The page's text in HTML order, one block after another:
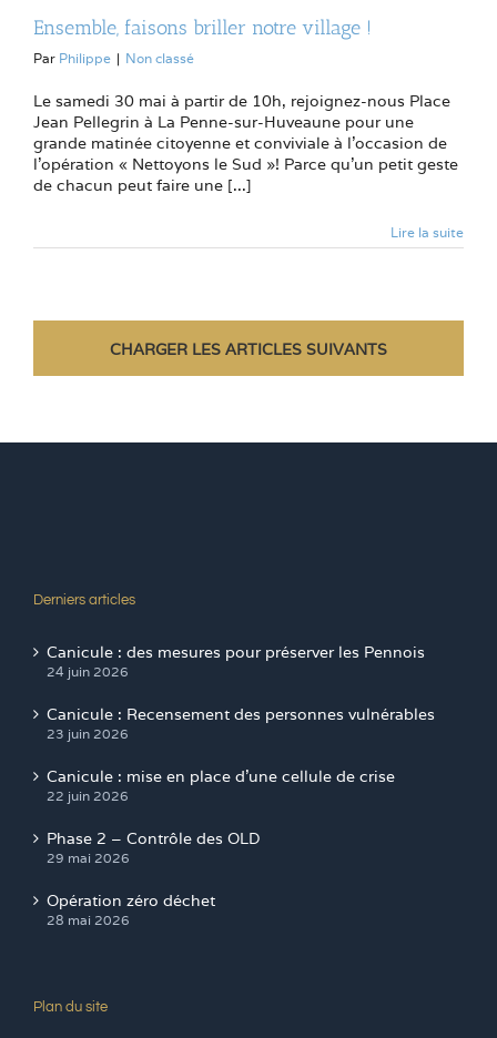
Ensemble, faisons briller notre village !
Par Philippe | Non classé
Le samedi 30 mai à partir de 10h, rejoignez-nous Place
Jean Pellegrin à La Penne-sur-Huveaune pour une
grande matinée citoyenne et conviviale à l’occasion de
l’opération « Nettoyons le Sud »! Parce qu’un petit geste
de chacun peut faire une [...]
Lire la suite
CHARGER LES ARTICLES SUIVANTS
Derniers articles
Canicule : des mesures pour préserver les Pennois
24 juin 2026
Canicule : Recensement des personnes vulnérables
23 juin 2026
Canicule : mise en place d’une cellule de crise
22 juin 2026
Phase 2 – Contrôle des OLD
29 mai 2026
Opération zéro déchet
28 mai 2026
Plan du site